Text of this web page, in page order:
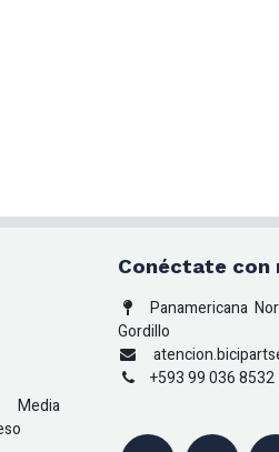
Media
Conéctate con
Panamericana
Gordillo
+593 99 036 8532